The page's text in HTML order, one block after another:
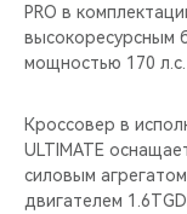
PRO в
высокоресурсным
мощностью 170
Кроссовер в
ULTIMATE
силовым
двигателем